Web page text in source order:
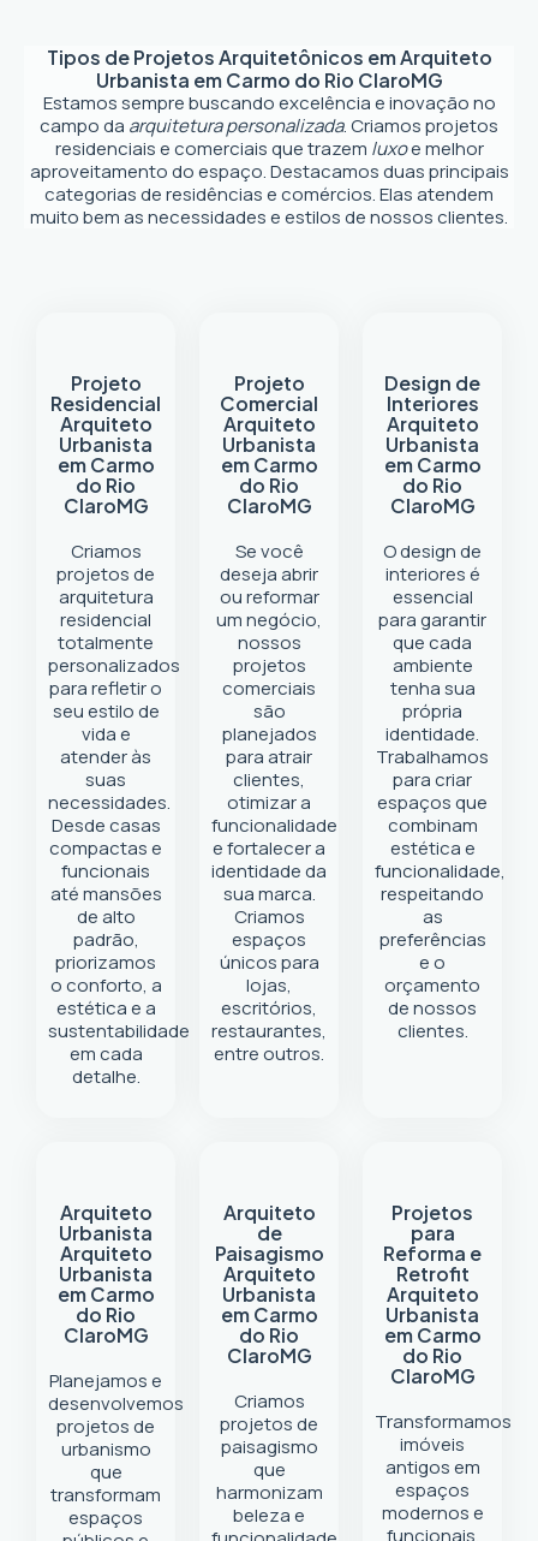
Tipos de Projetos Arquitetônicos emArquiteto
Urbanista em Carmo do Rio ClaroMG
Estamos sempre buscando excelência e inovação no
campo da arquitetura personalizada. Criamos projetos
residenciais e comerciais que trazem luxoe melhor
aproveitamento do espaço. Destacamos duas principais
categorias de residências e comércios. Elas atendem
muito bem as necessidades e estilos de nossos clientes.
Projeto
Residencial
Arquiteto
Urbanista
em Carmo
do Rio
ClaroMG
Criamos
projetos de
arquitetura
residencial
totalmente
personalizados
para refletir o
seu estilo de
vida e
atender às
suas
necessidades.
Desde casas
compactas e
funcionais
até mansões
de alto
padrão,
priorizamos
o conforto, a
estética e a
sustentabilidade
em cada
detalhe.
Projeto
Comercial
Arquiteto
Urbanista
em Carmo
do Rio
ClaroMG
Se você
deseja abrir
ou reformar
um negócio,
nossos
projetos
comerciais
são
planejados
para atrair
clientes,
otimizar a
funcionalidade
e fortalecer a
identidade da
sua marca.
Criamos
espaços
únicos para
lojas,
escritórios,
restaurantes,
entre outros.
Design de
Interiores
Arquiteto
Urbanista
em Carmo
do Rio
ClaroMG
O design de
interiores é
essencial
para garantir
que cada
ambiente
tenha sua
própria
identidade.
Trabalhamos
para criar
espaços que
combinam
estética e
funcionalidade,
respeitando
as
preferências
e o
orçamento
de nossos
clientes.
Arquiteto
Urbanista
Arquiteto
Urbanista
em Carmo
do Rio
ClaroMG
Planejamos e
desenvolvemos
projetos de
urbanismo
que
transformam
espaços
Arquiteto
de
Paisagismo
Arquiteto
Urbanista
em Carmo
do Rio
ClaroMG
Criamos
projetos de
paisagismo
que
harmonizam
beleza e
Projetos
para
Reforma e
Retrofit
Arquiteto
Urbanista
em Carmo
do Rio
ClaroMG
Transformamos
imóveis
antigos em
espaços
modernos e
funcionais.